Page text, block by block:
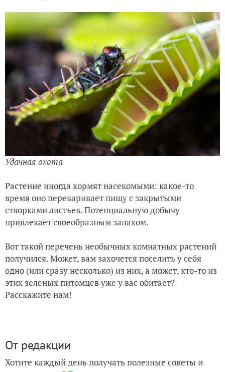
Удачная охота
Растение иногда кормят насекомыми: какое-то
время оно переваривает пищу с закрытыми
створками листьев. Потенциальную добычу
привлекает своеобразным запахом.
Вот такой перечень необычных комнатных растений
получился. Может, вам захочется поселить у себя
одно (или сразу несколько) из них, а может, кто-то из
этих зеленых питомцев уже у вас обитает?
Расскажите нам!
От редакции
Хотите каждый день получать полезные советы и